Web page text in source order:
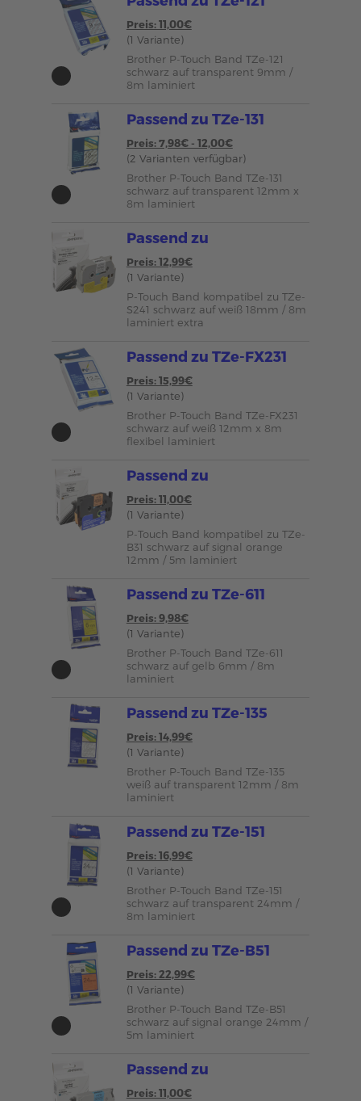
Preis: 11,00€
(1 Variante)
Brother P-Touch Band TZe-121
schwarz auf transparent 9mm /
8m laminiert
Passend zu TZe-131
Preis: 7,98€ - 12,00€
(2 Varianten verfügbar)
Brother P-Touch Band TZe-131
schwarz auf transparent 12mm x
8m laminiert
Passend zu
Preis: 12,99€
(1 Variante)
P-Touch Band kompatibel zu TZe-
S241 schwarz auf weiß 18mm / 8m
laminiert extra
Passend zu TZe-FX231
Preis: 15,99€
(1 Variante)
Brother P-Touch Band TZe-FX231
schwarz auf weiß 12mm x 8m
flexibel laminiert
Passend zu
Preis: 11,00€
(1 Variante)
P-Touch Band kompatibel zu TZe-
B31 schwarz auf signal orange
12mm / 5m laminiert
Passend zu TZe-611
Preis: 9,98€
(1 Variante)
Brother P-Touch Band TZe-611
schwarz auf gelb 6mm / 8m
laminiert
Passend zu TZe-135
Preis: 14,99€
(1 Variante)
Brother P-Touch Band TZe-135
weiß auf transparent 12mm / 8m
laminiert
Passend zu TZe-151
Preis: 16,99€
(1 Variante)
Brother P-Touch Band TZe-151
schwarz auf transparent 24mm /
8m laminiert
Passend zu TZe-B51
Preis: 22,99€
(1 Variante)
Brother P-Touch Band TZe-B51
schwarz auf signal orange 24mm /
5m laminiert
Passend zu
Preis: 11,00€